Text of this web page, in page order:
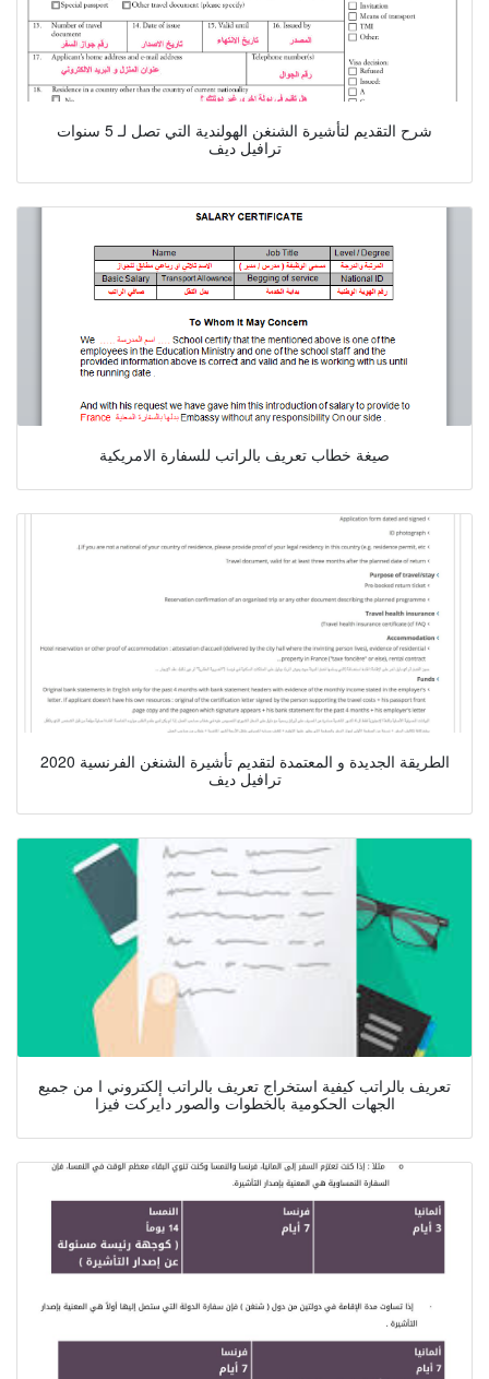
شرح التقديم لتأشيرة الشنغن الهولندية التي تصل لـ 5 سنوات
ترافيل ديف
صيغة خطاب تعريف بالراتب للسفارة الامريكية
الطريقة الجديدة و المعتمدة لتقديم تأشيرة الشنغن الفرنسية 2020
ترافيل ديف
تعريف بالراتب كيفية استخراج تعريف بالراتب إلكتروني ا من جميع
الجهات الحكومية بالخطوات والصور دايركت فيزا